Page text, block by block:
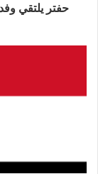
حفتر يلتقي